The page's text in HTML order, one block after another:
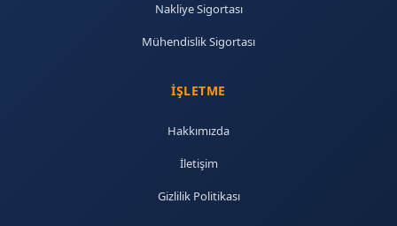
Nakliye Sigortası
Mühendislik Sigortası
İŞLETME
Hakkımızda
İletişim
Gizlilik Politikası